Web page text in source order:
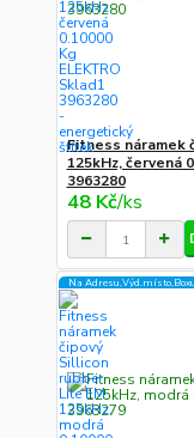
Fitness náramek
125kHz, červená
3963280
48 Kč/ks
Na Adresu,Výd.místo,Boxu